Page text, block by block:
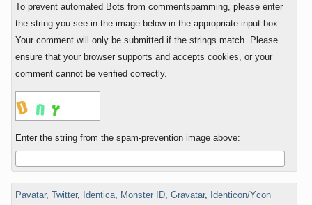
To prevent automated Bots from commentspamming, please enter
the string you see in the image below in the appropriate input box.
Your comment will only be submitted if the strings match. Please
ensure that your browser supports and accepts cookies, or your
comment cannot be verified correctly.
Enter the string from the spam-prevention image above:
Pavatar, Twitter, Identica, Monster ID, Gravatar, Identicon/Ycon